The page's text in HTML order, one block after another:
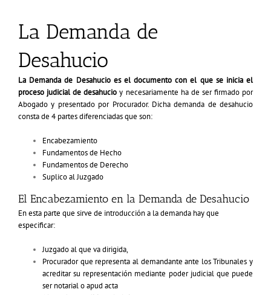
La Demanda de
Desahucio
La Demanda de Desahucio es el documento con el que se inicia el
proceso judicial de desahucio y necesariamente ha de ser firmado por
Abogado y presentado por Procurador. Dicha demanda de desahucio
consta de 4 partes diferenciadas que son:
Encabezamiento
Fundamentos de Hecho
Fundamentos de Derecho
Suplico al Juzgado
El Encabezamiento en la Demanda de Desahucio
En esta parte que sirve de introducción a la demanda hay que
especificar:
Juzgado al que va dirigida,
Procurador que representa al demandante ante los Tribunales y
acreditar su representación mediante poder judicial que puede
ser notarial o apud acta